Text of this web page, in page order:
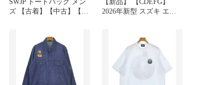
SWJP トートバッグ メン
ズ 【古着】【中古】【送
【新品】 【CDEFG】
2026年新型 スズキ エブ
ードトレイ ABS素材 滑り
止め設計 エブリィ da17v
トレイ コイン収納 車内
収納ボックス 車内整理